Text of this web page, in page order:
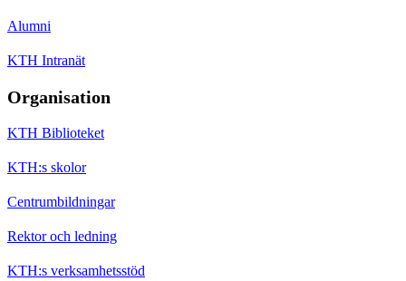
Alumni
KTH Intranät
Organisation
KTH Biblioteket
KTH:s skolor
Centrumbildningar
Rektor och ledning
KTH:s verksamhetsstöd